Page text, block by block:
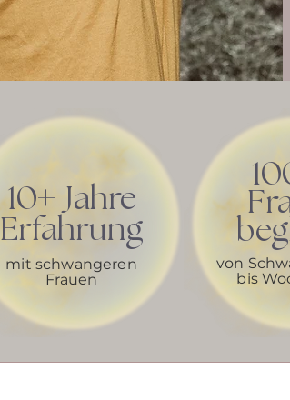
10+ Jahre
Erfahrung
mit schwangeren
Frauen
von
bis